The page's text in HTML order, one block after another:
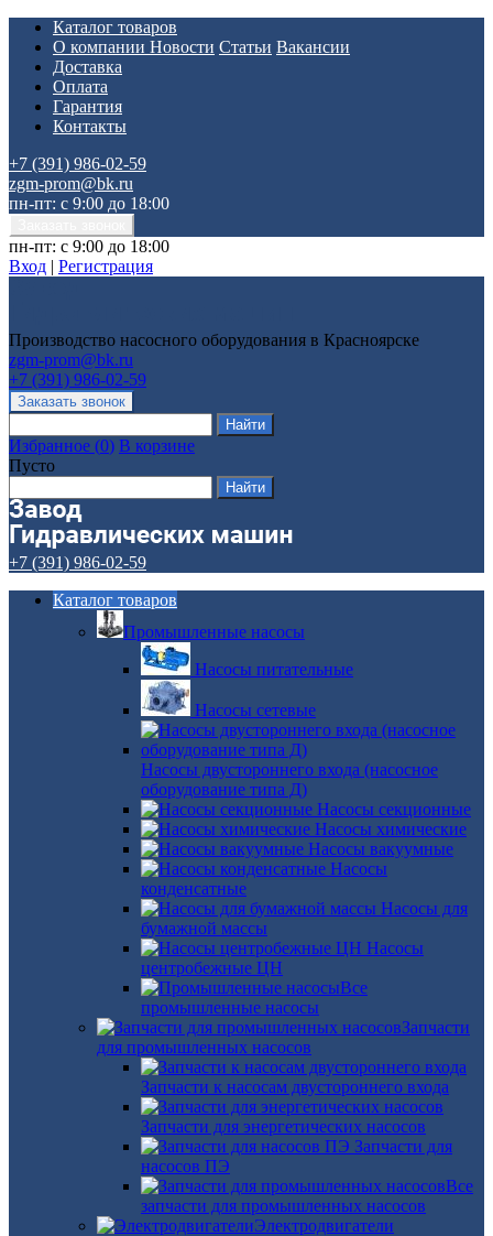
Каталог товаров
О компании Новости Статьи Вакансии
Доставка
Оплата
Гарантия
Контакты
+7 (391) 986-02-59
zgm-prom@bk.ru
пн-пт: с 9:00 до 18:00
пн-пт: с 9:00 до 18:00
Вход | Регистрация
Производство насосного оборудования в Красноярске
zgm-prom@bk.ru
+7 (391) 986-02-59
Избранное (0) В корзине
Пусто
+7 (391) 986-02-59
Каталог товаров
Промышленные насосы
Насосы питательные
Насосы сетевые
Насосы двустороннего входа (насосное
оборудование типа Д)
Насосы секционные
Насосы химические
Насосы вакуумные
Насосы
конденсатные
Насосы для
бумажной массы
Насосы
центробежные ЦН
Все
промышленные насосы
Запчасти
для промышленных насосов
Запчасти к насосам двустороннего входа
Запчасти для энергетических насосов
Запчасти для
насосов ПЭ
Все
запчасти для промышленных насосов
Электродвигатели